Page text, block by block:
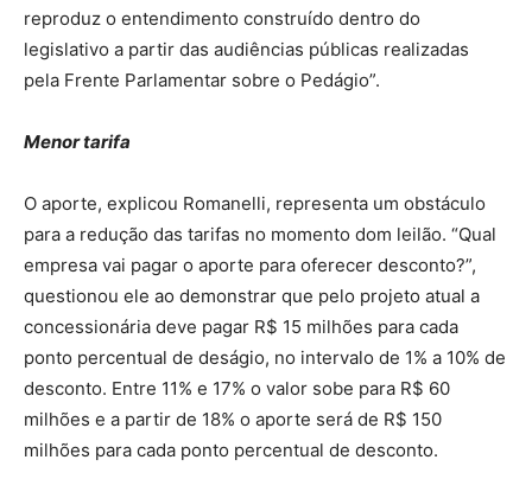
reproduz o entendimento construído dentro do
legislativo a partir das audiências públicas realizadas
pela Frente Parlamentar sobre o Pedágio”.
Menor tarifa
O aporte, explicou Romanelli, representa um obstáculo
para a redução das tarifas no momento dom leilão. “Qual
empresa vai pagar o aporte para oferecer desconto?”,
questionou ele ao demonstrar que pelo projeto atual a
concessionária deve pagar R$ 15 milhões para cada
ponto percentual de deságio, no intervalo de 1% a 10% de
desconto. Entre 11% e 17% o valor sobe para R$ 60
milhões e a partir de 18% o aporte será de R$ 150
milhões para cada ponto percentual de desconto.